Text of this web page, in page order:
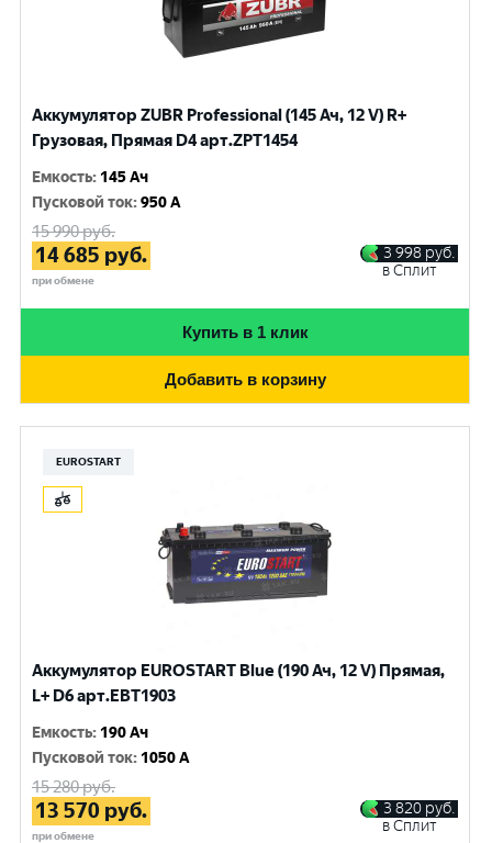
Аккумулятор ZUBR Professional (145 Ач, 12 V) R+
Грузовая, Прямая D4 арт.ZPT1454
Емкость: 145 Ач
Пусковой ток:950 A
15 990руб.
14 685 руб.
при обмене
3 998 руб.
в Сплит
Купить в 1 клик
Добавить в корзину
EUROSTART
Аккумулятор EUROSTART Blue (190 Ач, 12 V) Прямая,
L+ D6 арт.EBT1903
Емкость: 190 Ач
Пусковой ток: 1050 A
15 280руб.
13 570 руб.
при обмене
3 820 руб.
в Сплит